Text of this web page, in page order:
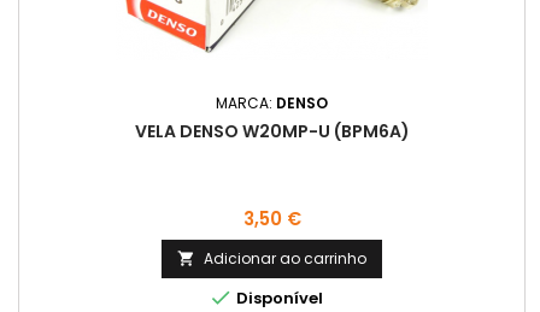
MARCA: DENSO
VELA DENSO W20MP-U (BPM6A)
Preço
3,50 €
 Adicionar ao carrinho
 Disponível